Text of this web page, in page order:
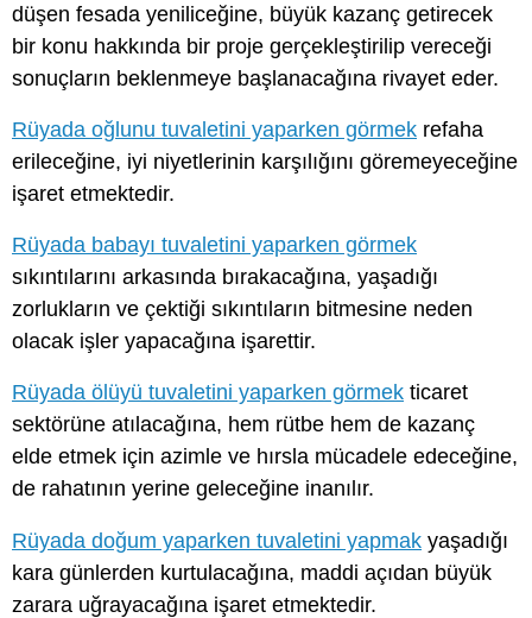
düşen fesada yeniliceğine, büyük kazanç getirecek
bir konu hakkında bir proje gerçekleştirilip vereceği
sonuçların beklenmeye başlanacağına rivayet eder.
Rüyada oğlunu tuvaletini yaparken görmek refaha
erileceğine, iyi niyetlerinin karşılığını göremeyeceğine
işaret etmektedir.
Rüyada babayı tuvaletini yaparken görmek
sıkıntılarını arkasında bırakacağına, yaşadığı
zorlukların ve çektiği sıkıntıların bitmesine neden
olacak işler yapacağına işarettir.
Rüyada ölüyü tuvaletini yaparken görmek ticaret
sektörüne atılacağına, hem rütbe hem de kazanç
elde etmek için azimle ve hırsla mücadele edeceğine,
de rahatının yerine geleceğine inanılır.
Rüyada doğum yaparken tuvaletini yapmak yaşadığı
kara günlerden kurtulacağına, maddi açıdan büyük
zarara uğrayacağına işaret etmektedir.